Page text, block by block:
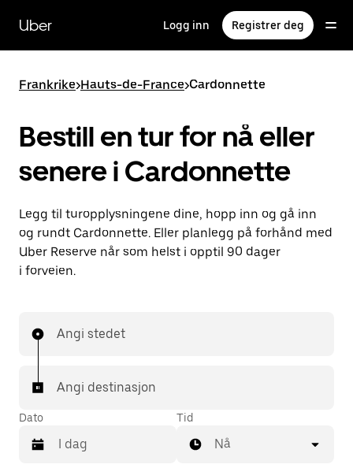
hovedinnholdet
Uber Logg inn Registrer deg
Frankrike>Hauts-de-France>Cardonnette
Bestill en tur for nå eller
senere i Cardonnette
Legg til turopplysningene dine, hopp inn og gå inn
og rundt Cardonnette. Eller planlegg på forhånd med
Uber Reserve når som helst i opptil 90 dager
i forveien.
Angi stedet
Angi destinasjon
Dato Tid
Nå